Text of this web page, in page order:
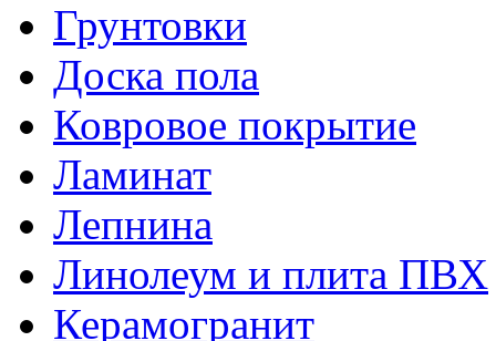
Грунтовки
Доска пола
Ковровое покрытие
Ламинат
Лепнина
Линолеум и плита ПВХ
Керамогранит